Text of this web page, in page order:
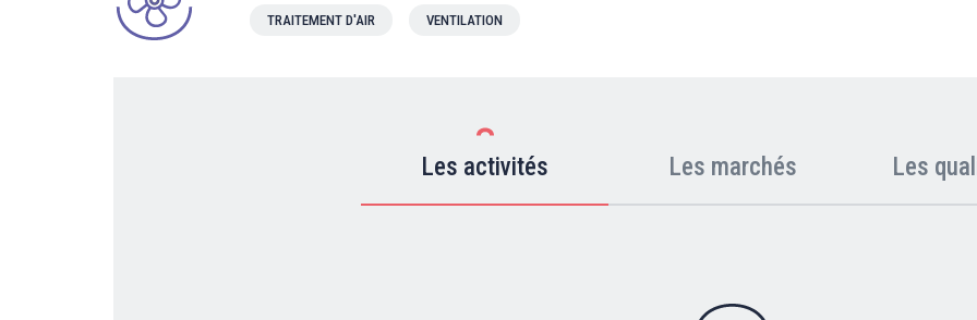
TRAITEMENT D'AIR VENTILATION
Les activités Les marchés Les